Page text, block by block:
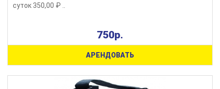
суток 350,00 ₽ ..
750р.
АРЕНДОВАТЬ